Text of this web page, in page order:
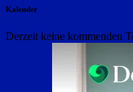
Kalender
Derzeit keine kommenden